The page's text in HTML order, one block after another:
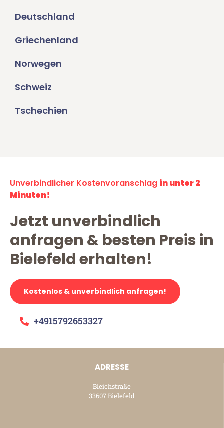
Deutschland
Griechenland
Norwegen
Schweiz
Tschechien
Unverbindlicher Kostenvoranschlag in unter 2
Minuten!
Jetzt unverbindlich
anfragen & besten Preis in
Bielefeld erhalten!
Kostenlos & unverbindlich anfragen!
+4915792653327
ADRESSE
Bleichstraße
33607 Bielefeld